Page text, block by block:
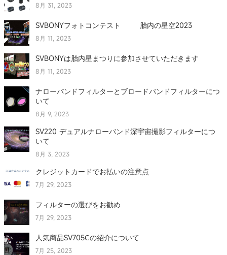
8月 31, 2023
SVBONYフォトコンテスト 胎内の星空2023
8月 11, 2023
SVBONYは胎内星まつりに参加させていただきます
8月 11, 2023
ナローバンドフィルターとブロードバンドフィルターにつ
いて
8月 9, 2023
SV220 デュアルナローバンド深宇宙撮影フィルターにつ
いて
8月 3, 2023
クレジットカードでお払いの注意点
7月 29, 2023
フィルターの選びをお勧め
7月 29, 2023
人気商品SV705Ⅽの紹介について
7月 25, 2023